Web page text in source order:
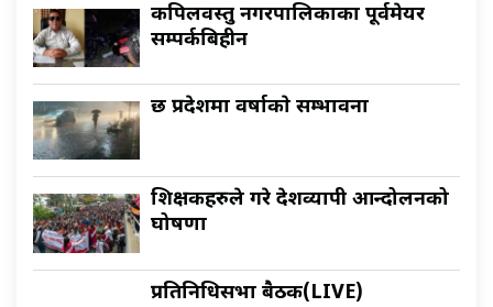
कपिलवस्तु नगरपालिकाका पूर्वमेयर
सम्पर्कबिहीन
छ प्रदेशमा वर्षाकाे सम्भावना
शिक्षकहरुले गरे देशव्यापी आन्दोलनको
घोषणा
प्रतिनिधिसभा बैठक(LIVE)